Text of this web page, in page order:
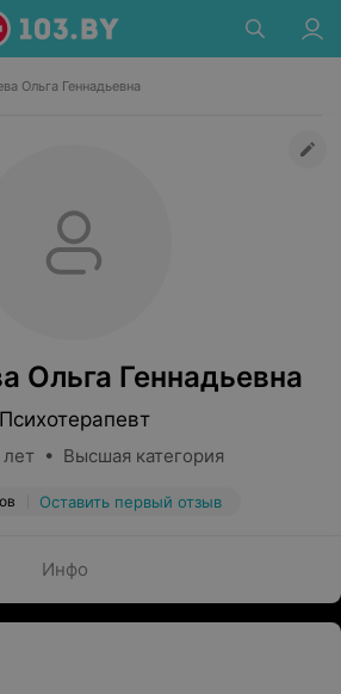
Ольга Геннадьевна
Ольга Геннадьевна
Психотерапевт
• Высшая категория
Оставить первый отзыв
Инфо